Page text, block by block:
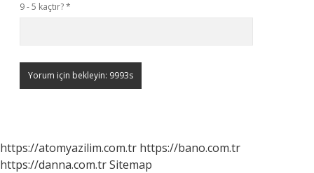
9 - 5 kaçtır?*
https://atomyazilim.com.tr https://bano.com.tr
https://danna.com.trSitemap